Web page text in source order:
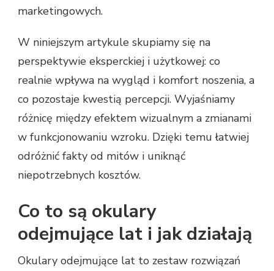
marketingowych.
W niniejszym artykule skupiamy się na
perspektywie eksperckiej i użytkowej: co
realnie wpływa na wygląd i komfort noszenia, a
co pozostaje kwestią percepcji. Wyjaśniamy
różnicę między efektem wizualnym a zmianami
w funkcjonowaniu wzroku. Dzięki temu łatwiej
odróżnić fakty od mitów i uniknąć
niepotrzebnych kosztów.
Co to są okulary
odejmujące lat i jak działają
Okulary odejmujące lat to zestaw rozwiązań